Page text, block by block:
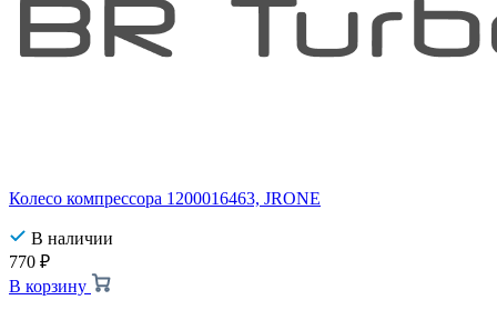
Колесо компрессора 1200016463, JRONE
В наличии
770 ₽
В корзину